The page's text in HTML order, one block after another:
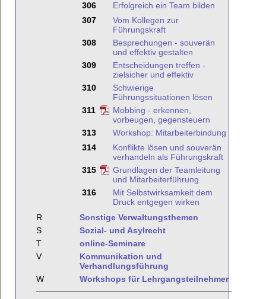
306
Erfolgreich ein Team bilden
307
Vom Kollegen zur
Führungskraft
308
Besprechungen - souverän
und effektiv gestalten
309
Entscheidungen treffen -
zielsicher und effektiv
310
Schwierige
Führungssituationen lösen
311
Mobbing - erkennen,
vorbeugen, gegensteuern
313
Workshop: Mitarbeiterbindung
314
Konflikte lösen und souverän
verhandeln als Führungskraft
315
Grundlagen der Teamleitung
und Mitarbeiterführung
316
Mit Selbstwirksamkeit dem
Druck entgegen wirken
R
Sonstige Verwaltungsthemen
S
Sozial- und Asylrecht
T
online-Seminare
V
Kommunikation und
Verhandlungsführung
W
Workshops für Lehrgangsteilnehmer